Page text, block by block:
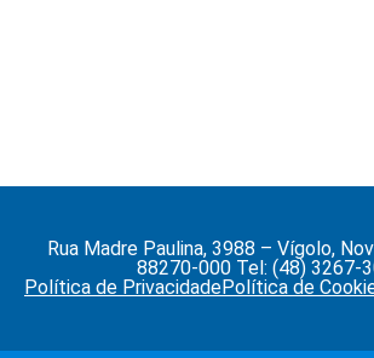
Rua Madre Paulina, 3988 – Vígolo,
88270-000 Tel: (48) 3267-
Política de PrivacidadePolítica de